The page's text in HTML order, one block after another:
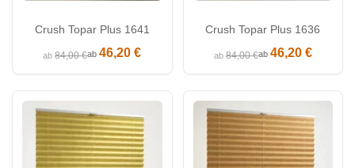
Crush Topar Plus 1641
ab84,00 €ab46,20 €
Crush Topar Plus 1636
ab84,00 €ab 46,20 €